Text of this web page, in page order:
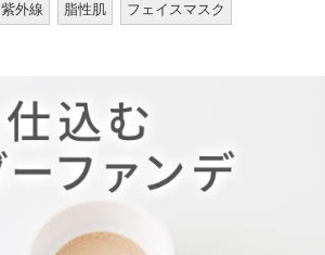
紫外線 脂性肌 フェイスマスク